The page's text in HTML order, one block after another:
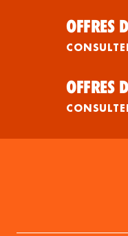
OFFRES
OFFRES